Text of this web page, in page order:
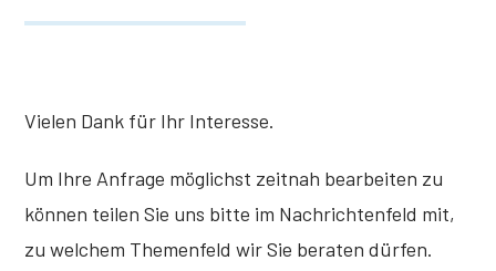
Vielen Dank für Ihr Interesse.
Um Ihre Anfrage möglichst zeitnah bearbeiten zu
können teilen Sie uns bitte im Nachrichtenfeld mit,
zu welchem Themenfeld wir Sie beraten dürfen.